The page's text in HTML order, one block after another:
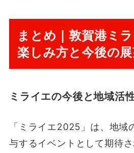
まとめ｜敦賀港ミ
楽しみ方と今後の
ミライエの今後と地域活
「ミライエ2025」は、地域
与するイベントとして期待さ